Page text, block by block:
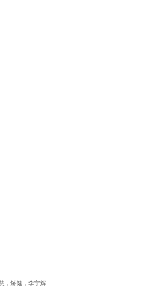
，矫健，李宁辉